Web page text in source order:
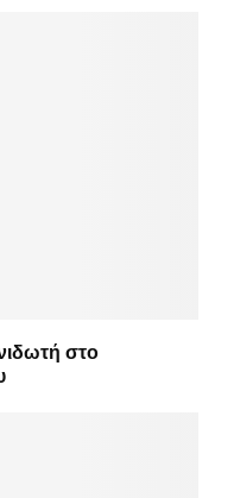
στο